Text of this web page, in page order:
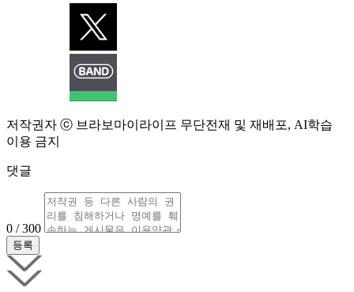
저작권자 ⓒ 브라보마이라이프 무단전재 및 재배포, AI학습
이용 금지
댓글
0 / 300